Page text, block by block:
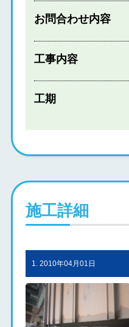
お問合わせ内容
工事内容
工期
施工詳細
1. 2010年04月01日